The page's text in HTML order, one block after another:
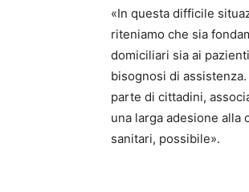
«In questa difficile
riteniamo che sia
domiciliari sia ai
bisognosi di
parte di cittadini,
una larga adesione alla
sanitari, possibile».